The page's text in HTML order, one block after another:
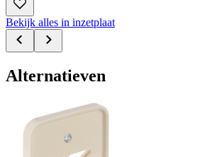
Bekijk alles in inzetplaat
Alternatieven